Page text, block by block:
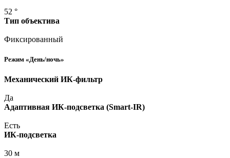
52 °
Тип объектива
Фиксированный
Режим «День/ночь»
Механический ИК-фильтр
Да
Адаптивная ИК-подсветка (Smart-IR)
Есть
ИК-подсветка
30 м